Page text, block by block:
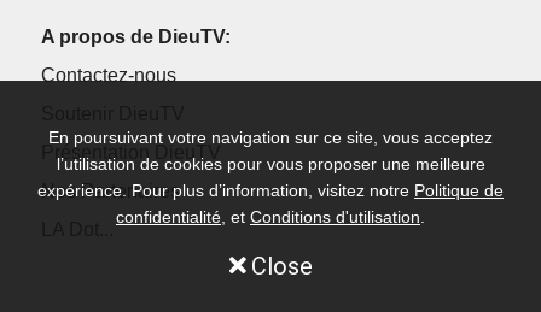
A propos de DieuTV:
Contactez-nous
Présentation DieuTV
Nos Partenaires
En poursuivant votre navigation sur ce site, vous acceptez
l’utilisation de cookies pour vous proposer une meilleure
expérience. Pour plus d’information, visitez notre Politique de
confidentialité , et Conditions d'utilisation